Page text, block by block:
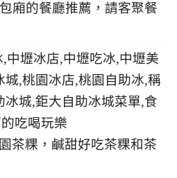
廂的餐廳推薦，請客聚餐
茶粿，鹹甜好吃茶粿和茶